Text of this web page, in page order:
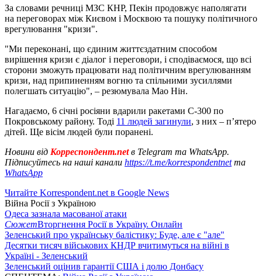
За словами речниці МЗС КНР, Пекін продовжує наполягати
на переговорах між Києвом і Москвою та пошуку політичного
врегулювання "кризи".
"Ми переконані, що єдиним життєздатним способом
вирішення кризи є діалог і переговори, і сподіваємося, що всі
сторони зможуть працювати над політичним врегулюванням
кризи, над припиненням вогню та спільними зусиллями
полегшать ситуацію", – резюмувала Мао Нін.
Нагадаємо, 6 січні росіяни вдарили ракетами С-300 по
Покровському району. Тоді 11 людей загинули, з них – п’ятеро
дітей. Ще вісім людей були поранені.
Новини від Корреспондент.netв Telegram та WhatsApp.
Підписуйтесь на наші канали https://t.me/korrespondentnetта
WhatsApp
Читайте Korrespondent.net в Google News
Війна Росії з Україною
Одеса зазнала масованої атаки
СюжетВторгнення Росії в Україну. Онлайн
Зеленський про українську балістику: Буде, але є "але"
Десятки тисяч військових КНДР вчитимуться на війні в
Україні - Зеленський
Зеленський оцінив гарантії США і долю Донбасу